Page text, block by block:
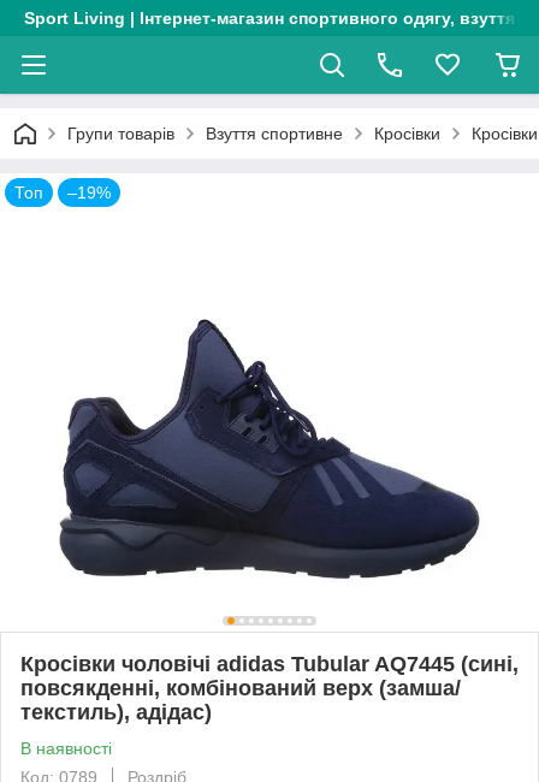
Sport Living | Інтернет-магазин спортивного одягу, взуття
Групи товарів Взуття спортивне Кросівки
Топ –19%
Кросівки чоловічі adidas Tubular AQ7445 (сині,
повсякденні, комбінований верх (замша/
текстиль), адідас)
В наявності
Код: 0789
Роздріб